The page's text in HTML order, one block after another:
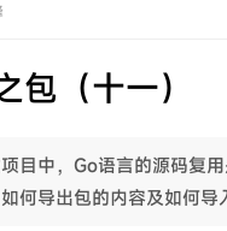
（十一）
目中，Go语言的源码复
何导出包的内容及如何导